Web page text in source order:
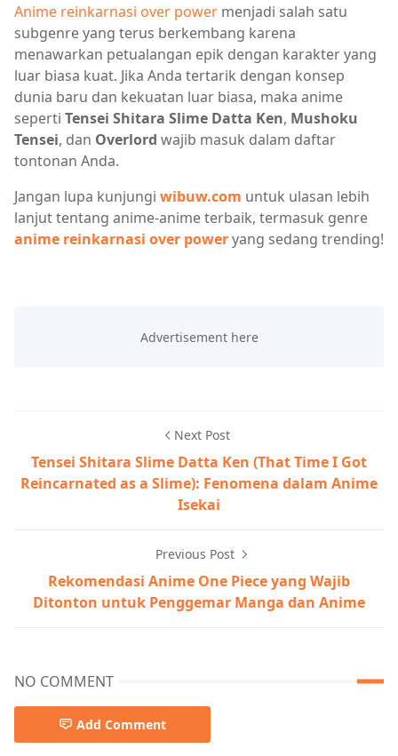
Anime reinkarnasi over power menjadi salah satu
subgenre yang terus berkembang karena
menawarkan petualangan epik dengan karakter yang
luar biasa kuat. Jika Anda tertarik dengan konsep
dunia baru dan kekuatan luar biasa, maka anime
seperti Tensei Shitara Slime Datta Ken, Mushoku
Tensei, dan Overlord wajib masuk dalam daftar
tontonan Anda.
Jangan lupa kunjungi wibuw.com untuk ulasan lebih
lanjut tentang anime-anime terbaik, termasuk genre
anime reinkarnasi over poweryang sedang trending!
Next Post
Tensei Shitara Slime Datta Ken (That Time I Got
Reincarnated as a Slime): Fenomena dalam Anime
Isekai
Previous Post
Rekomendasi Anime One Piece yang Wajib
Ditonton untuk Penggemar Manga dan Anime
NO COMMENT
Add Comment